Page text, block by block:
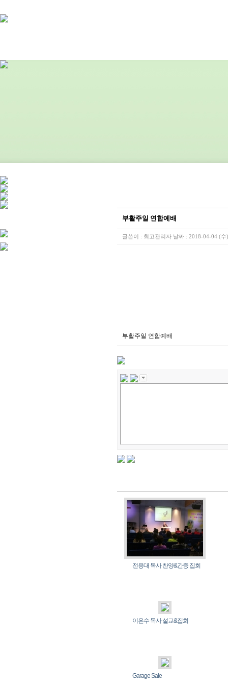
부활주일 연합예배
글쓴이 : 최고관리자 날짜 : 2018-04-04 (수
부활주일 연합예배
전용대 목사 찬양&간증 집회
이은수 목사 설교&집회
Garage Sale